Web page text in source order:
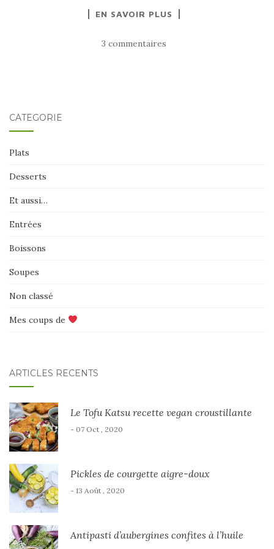
EN SAVOIR PLUS
3 commentaires
CATÉGORIE
Plats
Desserts
Et aussi…
Entrées
Boissons
Soupes
Non classé
Mes coups de
ARTICLES RÉCENTS
Le Tofu Katsu recette vegan croustillante
- 07 Oct , 2020
Pickles de courgette aigre-doux
- 13 Août , 2020
Antipasti d’aubergines confites à l’huile